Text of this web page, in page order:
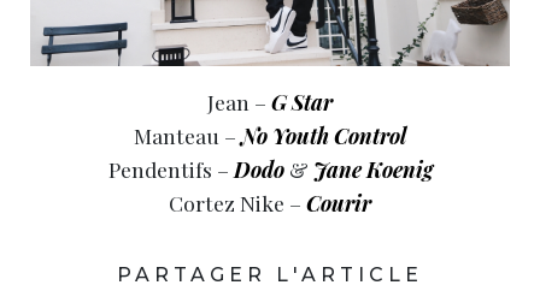
Jean – G Star
Manteau –No Youth Control
Pendentifs – Dodo& Jane Koenig
Cortez Nike – Courir
PARTAGER L'ARTICLE